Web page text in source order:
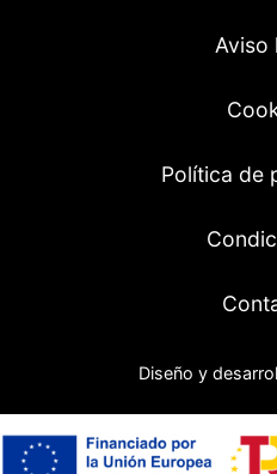
Aviso
Política de
Diseño y